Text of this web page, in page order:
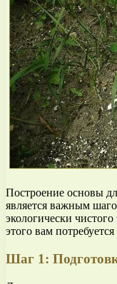
Построение основы
является важным
экологически
этого вам
Шаг 1: